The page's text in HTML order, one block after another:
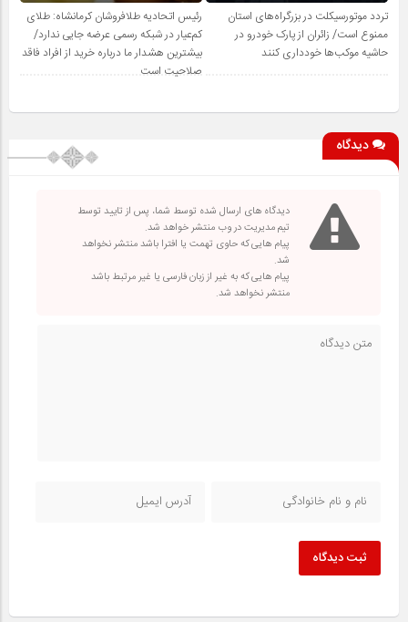
تردد موتورسیکلت در بزرگراه‌های استان
ممنوع است/ زائران از پارک خودرو در
حاشیه موکب‌ها خودداری کنند
رئیس اتحادیه طلافروشان کرمانشاه: طلای
کم‌عیار در شبکه رسمی عرضه جایی ندارد/
بیشترین هشدار ما درباره خرید از افراد فاقد
صلاحیت است
دیدگاه
دیدگاه های ارسال شده توسط شما، پس از تایید توسط
تیم مدیریت در وب منتشر خواهد شد.
پیام هایی که حاوی تهمت یا افترا باشد منتشر نخواهد
شد.
پیام هایی که به غیر از زبان فارسی یا غیر مرتبط باشد
منتشر نخواهد شد.
ثبت دیدگاه